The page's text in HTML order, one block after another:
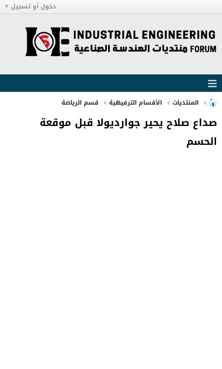
دخول أو تسجيل
المنتديات الأقسام الترفيهية قسم الرياضة
صداع صلاح يحير جوارديولا قبل موقعة
الحسم